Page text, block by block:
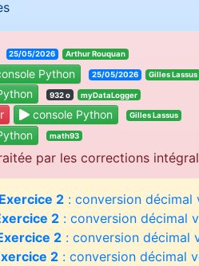
25/05/2026 Arthur Rouquan
Python 25/05/2026 Gilles Lassus
932 o myDataLogger
console Python Gilles Lassus
math93
par les corrections
2 : conversion
2 : conversion décimal
2 : conversion décimal
2 : conversion décimal